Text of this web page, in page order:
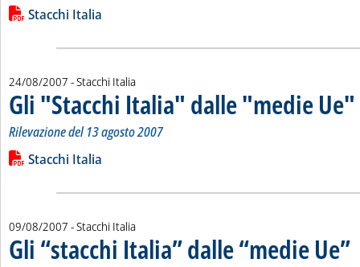
Leggi tutta la notizia: 'Gli "Stacchi Italia" dalle "medie Ue"'
Lista allegati PDF alla notizia
Stacchi Italia
24/08/2007 - Stacchi Italia
Gli "Stacchi Italia" dalle "medie Ue"
Rilevazione del 13 agosto 2007
Leggi tutta la notizia: 'Gli "Stacchi Italia" dalle "medie Ue"'
Lista allegati PDF alla notizia
Stacchi Italia
09/08/2007 - Stacchi Italia
Gli “stacchi Italia” dalle “medie Ue”..